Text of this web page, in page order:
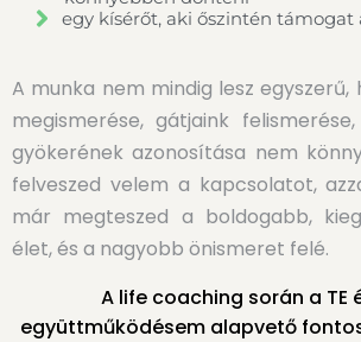
egy kísérőt, aki őszintén támogat
A munka nem mindig lesz egyszerű,
megismerése, gátjaink
gyökerének azonosítása nem
felveszed velem a kapcsolatot,
már megteszed a boldogabb,
élet, és a nagyobb önismeret felé.
A life coaching során a TE
együttműködésem alapvető